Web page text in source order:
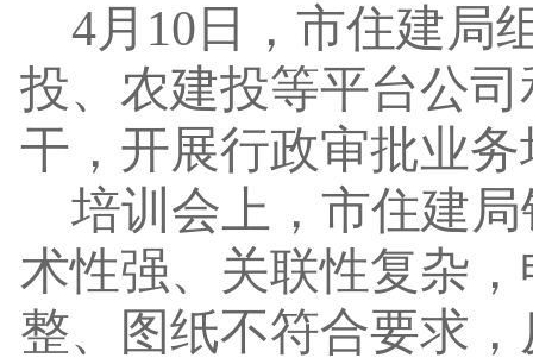
4月10日，市住建局
投、农建投等平台公司
干 ， 开展行政审批业务
培训会上，市住建
术性强、关联性复杂
整、图纸不符合要求